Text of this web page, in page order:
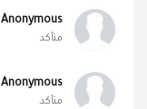
Anonymous
متأكد
Anonymous
متأكد